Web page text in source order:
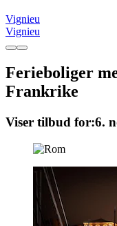
Vignieu
Vignieu
Ferieboliger
Frankrike
Viser tilbud for:6.